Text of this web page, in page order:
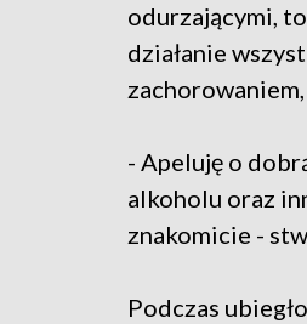
odurzającymi,
działanie
- Apeluję o
alkoholu oraz
znakomicie -
Podczas